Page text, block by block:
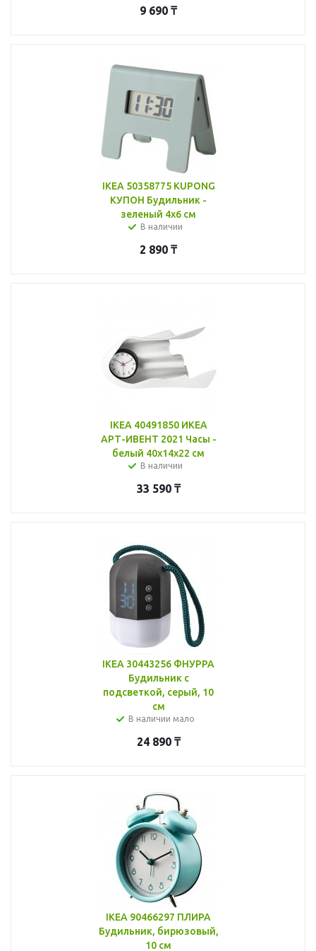
9 690 ₸
IKEA 50358775 KUPONG
КУПОН Будильник -
зеленый 4x6 см
В наличии
2 890 ₸
IKEA 40491850 ИКЕА
АРТ-ИВЕНТ 2021 Часы -
белый 40x14x22 см
В наличии
33 590₸
IKEA 30443256 ФНУРРА
Будильник с
подсветкой, серый, 10
см
В наличии мало
24 890₸
IKEA 90466297 ПЛИРА
Будильник, бирюзовый,
10 см